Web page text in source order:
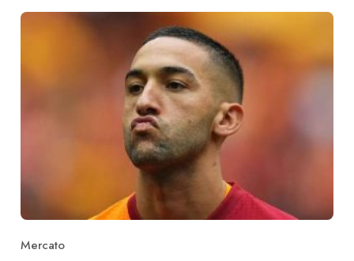
Category
Mercato